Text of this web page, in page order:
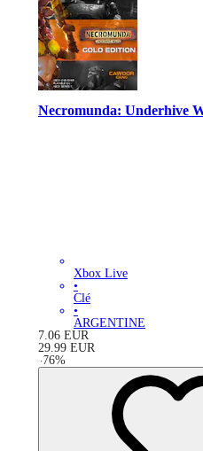
Necromunda: Underhive
Xbox Live
•
Clé
•
ARGENTINE
7.06 EUR
29.99 EUR
-76%